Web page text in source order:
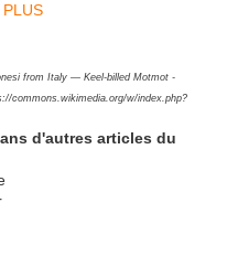
PLUS
from Italy — Keel-billed Motmot -
commons.wikimedia.org/w/index.php?
d'autres articles du